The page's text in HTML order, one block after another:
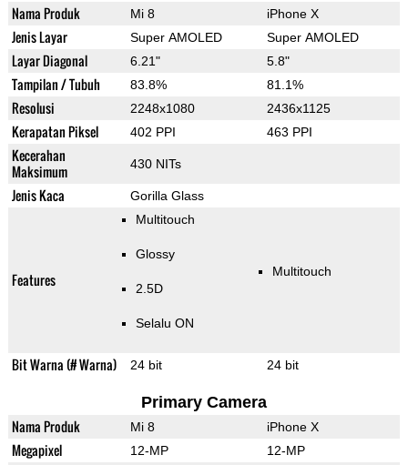
Nama Produk Mi 8 iPhone X
Jenis Layar Super AMOLED Super AMOLED
Layar Diagonal 6.21" 5.8"
Tampilan / Tubuh 83.8% 81.1%
Resolusi 2248x1080 2436x1125
Kerapatan Piksel 402 PPI 463 PPI
Kecerahan
Maksimum
430 NITs
Jenis Kaca Gorilla Glass
Features
Multitouch
Glossy
2.5D
Selalu ON
Multitouch
Bit Warna (# Warna) 24 bit 24 bit
Primary Camera
Nama Produk Mi 8 iPhone X
Megapixel 12-MP 12-MP